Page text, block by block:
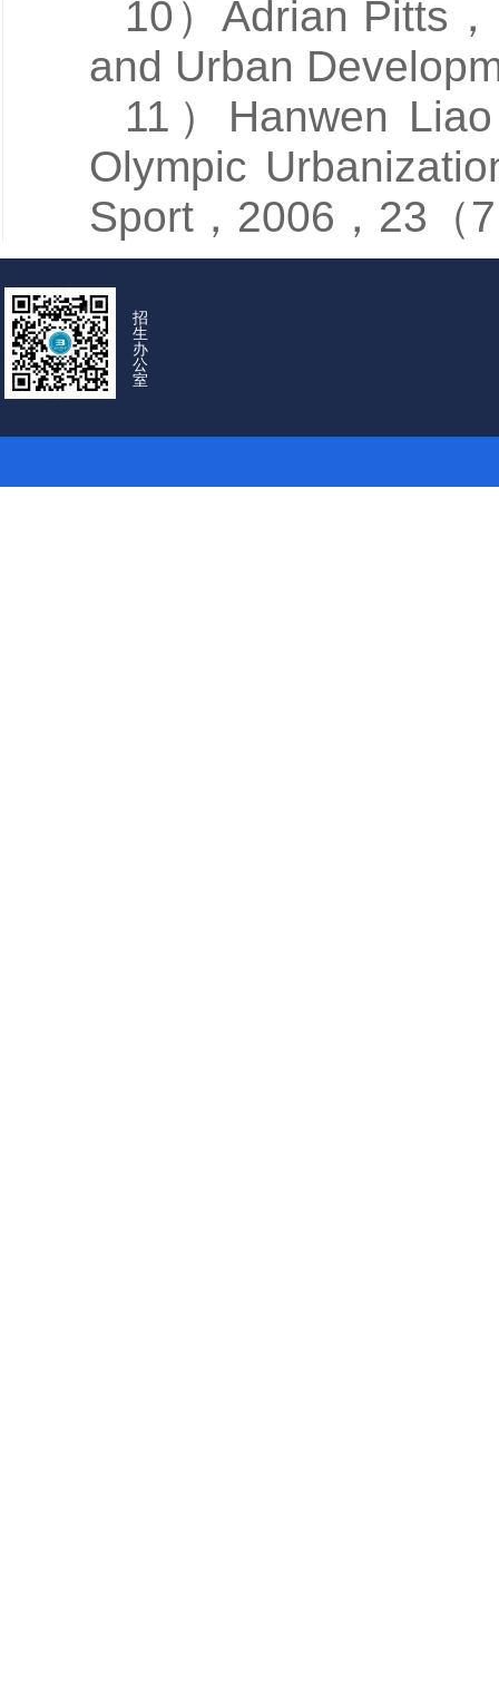
10）Adrian Pitts，
and Urban
11） Hanwen Liao
Olympic
Sport，2006，23（
招
生
办
公
室